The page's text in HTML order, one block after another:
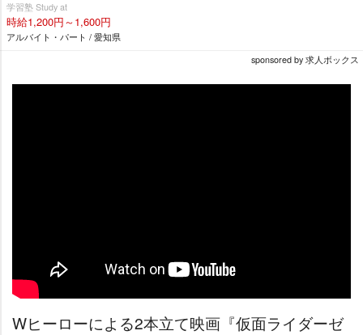
学習塾 Study at
時給1,200円～1,600円
アルバイト・パート / 愛知県
sponsored by 求人ボックス
Wヒーローによる2本立て映画『仮面ライダーゼ